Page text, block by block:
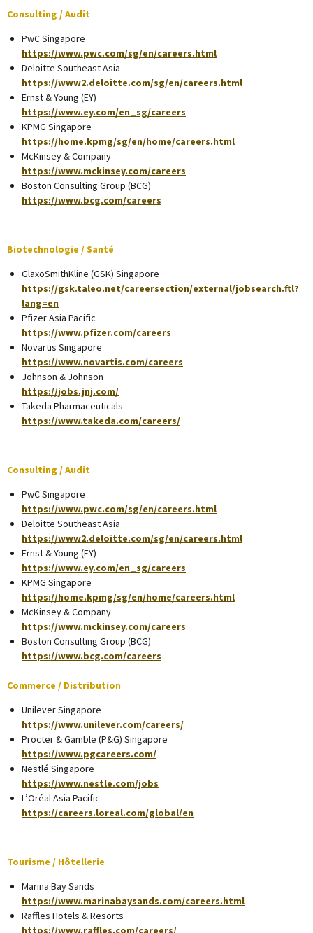
Consulting / Audit
PwC Singapore
https://www.pwc.com/sg/en/careers.html
Deloitte Southeast Asia
https://www2.deloitte.com/sg/en/careers.html
Ernst & Young (EY)
https://www.ey.com/en_sg/careers
KPMG Singapore
https://home.kpmg/sg/en/home/careers.html
McKinsey & Company
https://www.mckinsey.com/careers
Boston Consulting Group (BCG)
https://www.bcg.com/careers
Biotechnologie / Santé
GlaxoSmithKline (GSK) Singapore
https://gsk.taleo.net/careersection/external/jobsearch.ftl?
lang=en
Pfizer Asia Pacific
https://www.pfizer.com/careers
Novartis Singapore
https://www.novartis.com/careers
Johnson & Johnson
https://jobs.jnj.com/
Takeda Pharmaceuticals
https://www.takeda.com/careers/
Consulting / Audit
PwC Singapore
https://www.pwc.com/sg/en/careers.html
Deloitte Southeast Asia
https://www2.deloitte.com/sg/en/careers.html
Ernst & Young (EY)
https://www.ey.com/en_sg/careers
KPMG Singapore
https://home.kpmg/sg/en/home/careers.html
McKinsey & Company
https://www.mckinsey.com/careers
Boston Consulting Group (BCG)
https://www.bcg.com/careers
Commerce / Distribution
Unilever Singapore
https://www.unilever.com/careers/
Procter & Gamble (P&G) Singapore
https://www.pgcareers.com/
Nestlé Singapore
https://www.nestle.com/jobs
L’Oréal Asia Pacific
https://careers.loreal.com/global/en
Tourisme / Hôtellerie
Marina Bay Sands
https://www.marinabaysands.com/careers.html
Raffles Hotels & Resorts
https://www.raffles.com/careers/